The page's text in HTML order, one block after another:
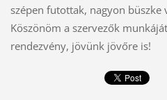
szépen futottak, nagyon büszke
Köszönöm a szervezők
rendezvény, jövünk jövőre is!